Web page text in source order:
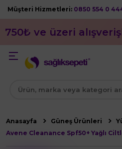
Müşteri Hizmetleri: 0850 554 0
750₺ ve üzeri
Anasayfa Güneş Ürünleri
Avene Cleanance Spf50+ Yağlı